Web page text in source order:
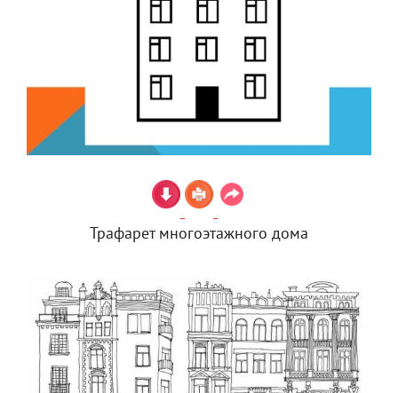
Трафарет многоэтажного дома